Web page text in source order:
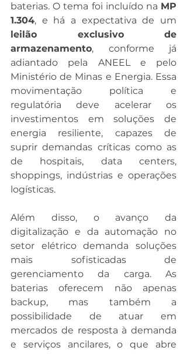
baterias. O tema foi incluído na MP
1.304
leilão exclusivo de
armazenamento, conforme já
adiantado pela ANEEL e pelo
Ministério de Minas e Energia. Essa
movimentação política e
regulatória deve acelerar os
investimentos em soluções de
energia resiliente, capazes de
suprir demandas críticas como as
de hospitais, data centers,
shoppings, indústrias e operações
logísticas.
Além disso, o avanço da
digitalização e da automação no
setor elétrico demanda soluções
mais sofisticadas de
gerenciamento da carga. As
baterias oferecem não apenas
backup, mas também a
possibilidade de atuar em
mercados de resposta à demanda
e serviços ancilares, o que abre